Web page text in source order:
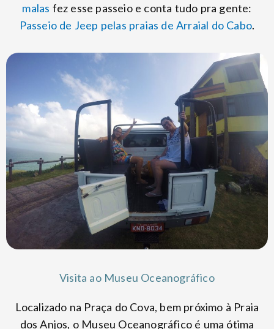
malas fez esse passeio e conta tudo pra gente:
Passeio de Jeep pelas praias de Arraial do Cabo.
Visita ao Museu Oceanográfico
Localizado na Praça do Cova, bem próximo à Praia
dos Anjos, o Museu Oceanográfico é uma ótima